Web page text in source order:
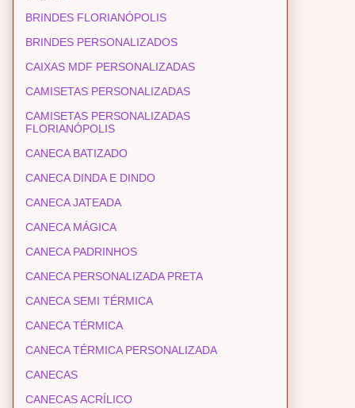
BRINDES FLORIANÓPOLIS
BRINDES PERSONALIZADOS
CAIXAS MDF PERSONALIZADAS
CAMISETAS PERSONALIZADAS
CAMISETAS PERSONALIZADAS
FLORIANÓPOLIS
CANECA BATIZADO
CANECA DINDA E DINDO
CANECA JATEADA
CANECA MÁGICA
CANECA PADRINHOS
CANECA PERSONALIZADA PRETA
CANECA SEMI TÉRMICA
CANECA TÉRMICA
CANECA TÉRMICA PERSONALIZADA
CANECAS
CANECAS ACRÍLICO